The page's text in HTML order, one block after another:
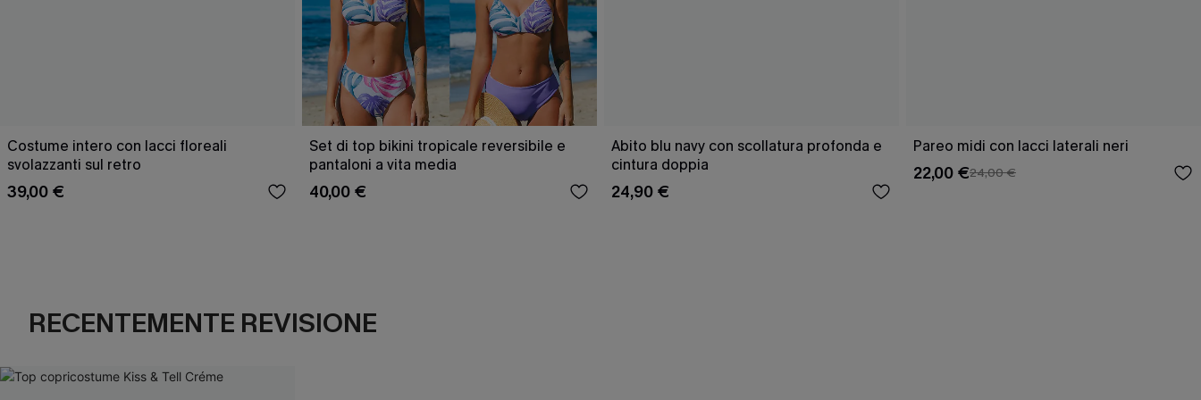
Costume intero con lacci floreali
svolazzanti sul retro
39,00 €
Set di top bikini tropicale reversibile e
pantaloni a vita media
40,00 €
Abito blu navy con scollatura profonda e
cintura doppia
24,90 €
Pareo midi con lacci laterali neri
22,00 €24,00 €
RECENTEMENTE REVISIONE